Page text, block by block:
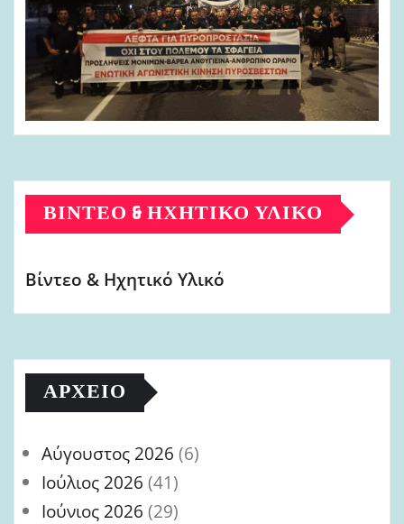
ΒΊΝΤΕΟ & ΗΧΗΤΙΚΌ ΥΛΙΚΌ
Βίντεο & Ηχητικό Υλικό
ΑΡΧΕΊΟ
Αύγουστος 2026 (6)
Ιούλιος 2026 (41)
Ιούνιος 2026 (29)